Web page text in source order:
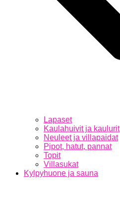
Lapaset
Kaulahuivit ja kaulurit
Neuleet ja villapaidat
Pipot, hatut, pannat
Topit
Villasukat
Kylpyhuone ja sauna